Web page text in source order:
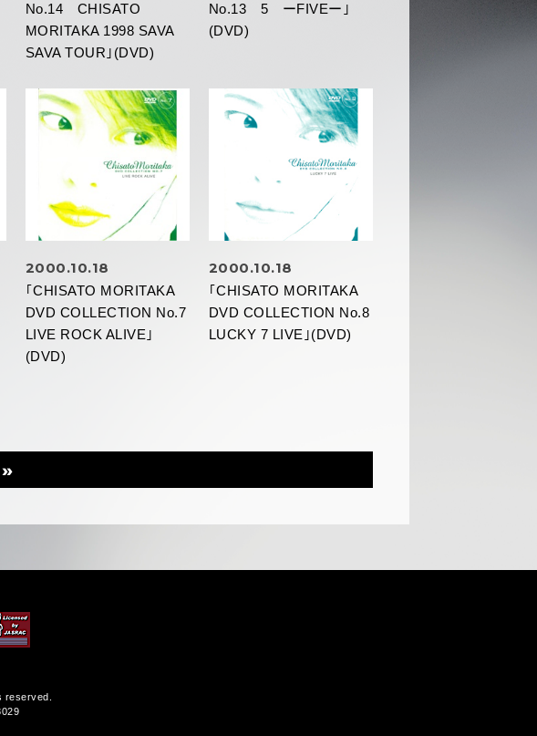
No.14 CHISATO
MORITAKA 1998 SAVA
SAVA TOUR｣(DVD)
No.13 5 ーFIVEー｣
(DVD)
2000.10.18
｢CHISATO MORITAKA
DVD COLLECTION No.7
LIVE ROCK ALIVE｣
(DVD)
2000.10.18
｢CHISATO MORITAKA
DVD COLLECTION No.8
LUCKY 7 LIVE｣(DVD)
»
reserved.